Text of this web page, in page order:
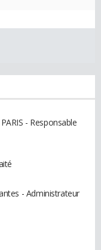
- Responsable
- Administrateur